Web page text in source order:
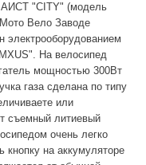
АИСТ "CITY" (модель
Мото Вело Заводе
электрооборудованием
На велосипед
мощностью 300Вт
газа сделана по типу
или
съемный литиевый
очень легко
кнопку на аккумуляторе